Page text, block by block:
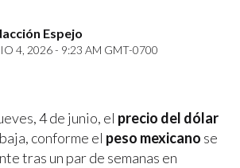
Espejo
4, 2026 - 9:23 AM GMT-0700
4 de junio, el precio del dólar
conforme el peso mexicano se
tras un par de semanas en